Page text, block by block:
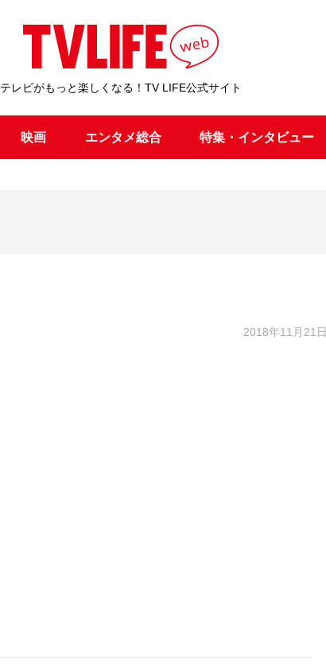
テレビがもっと楽しくなる！TV LIFE公式サイト
映画 エンタメ総合 特集・インタビュー
2018年11月21日